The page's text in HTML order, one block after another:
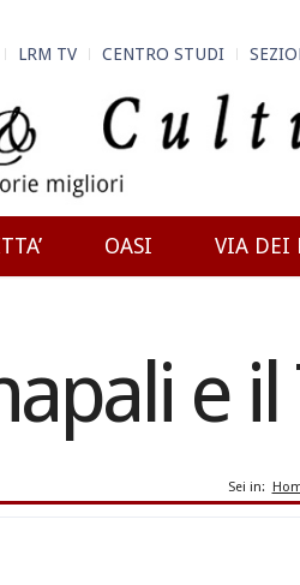
LRM TV CENTRO STUDI
OASI VIA DEI
e
Sei in: